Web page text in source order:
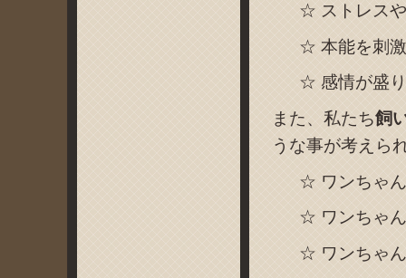
☆ ストレス
☆ 本能を刺
☆ 感情が盛
また、私たち飼
うな事が考えら
☆ ワンちゃ
☆ ワンちゃ
☆ ワンちゃ